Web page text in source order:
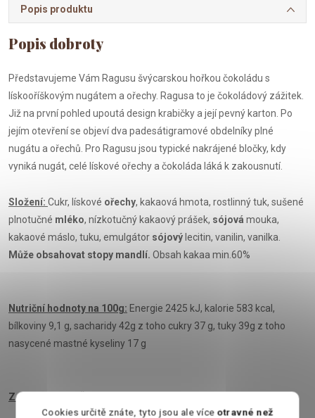
Cookies určitě znáte, tyto jsou ale více otravné než
Popis produktu
Představujeme Vám Ragusu švýcarskou hořkou čokoládu s
lískooříškovým nugátem a ořechy. Ragusa to je čokoládový zážitek.
Již na první pohled upoutá design krabičky a její pevný karton. Po
jejím otevření se objeví dva padesátigramové obdelníky plné
nugátu a ořechů. Pro Ragusu jsou typické nakrájené bločky, kdy
vyniká nugát, celé lískové ořechy a čokoláda láká k zakousnutí.
Složení: Cukr, lískové ořechy, kakaová hmota, rostlinný tuk, sušené
plnotučné mléko, nízkotučný kakaový prášek, sójová mouka,
kakaové máslo, tuku, emulgátor sójový lecitin, vanilin, vanilka.
Může obsahovat stopy mandlí. Obsah kakaa min.60%
Nutriční hodnoty na 100g: Energie 2425 kJ, kalorie 583 kcal,
bílkoviny 9,1 g, sacharidy 42g z toho cukry 37 g, tuky 39g z toho
nasycené mastné kyseliny 17 g
Země původu: